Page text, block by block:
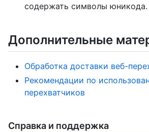
содержать символы юникода.
Дополнительные
Обработка доставки веб-
Рекомендации по
перехватчиков
Справка и поддержка